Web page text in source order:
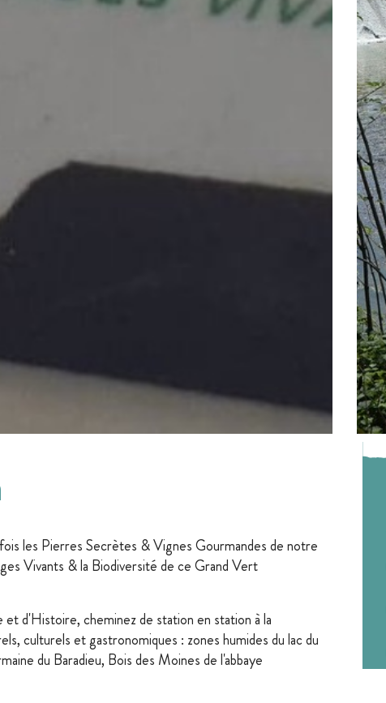
les Pierres Secrètes & Vignes Gourmandes de notre
Vivants & la Biodiversité de ce Grand Vert
d'Histoire, cheminez de station en station à la
culturels et gastronomiques : zones humides du lac du
du Baradieu, Bois des Moines de l'abbaye